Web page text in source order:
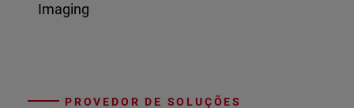
Imaging
PROVEDOR DE SOLUÇÕES